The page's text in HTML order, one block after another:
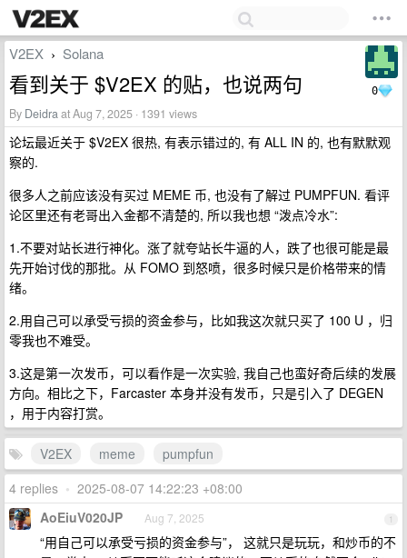
0
V2EX › Solana
看到关于 $V2EX 的贴，也说两句
By Deidraat Aug 7, 2025 · 1391 views
论坛最近关于 $V2EX 很热, 有表示错过的, 有 ALL IN 的, 也有默默观
察的.
很多人之前应该没有买过 MEME 币, 也没有了解过 PUMPFUN. 看评
论区里还有老哥出入金都不清楚的, 所以我也想 “泼点冷水”:
1.不要对站长进行神化。涨了就夸站长牛逼的人，跌了也很可能是最
先开始讨伐的那批。从 FOMO 到怒喷，很多时候只是价格带来的情
绪。
2.用自己可以承受亏损的资金参与，比如我这次就只买了 100 U ，归
零我也不难受。
3.这是第一次发币，可以看作是一次实验, 我自己也蛮好奇后续的发展
方向。相比之下，Farcaster 本身并没有发币，只是引入了 DEGEN
，用于内容打赏。
V2EX meme
pumpfun
4 replies • 2025-08-07 14:22:23 +08:00
1
AoEiuV020JP Aug 7, 2025
“用自己可以承受亏损的资金参与”， 这就只是玩玩，和炒币的不